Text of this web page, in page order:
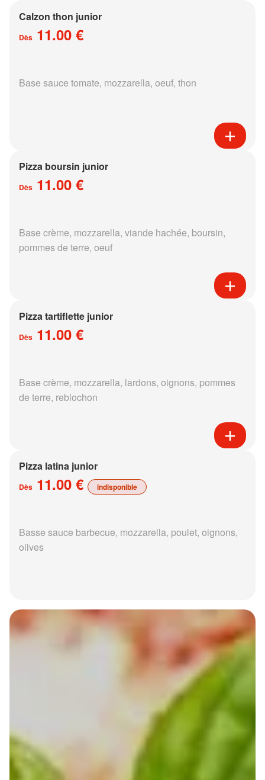
Calzon thon junior
Dès 11.00 €
Base sauce tomate, mozzarella, oeuf, thon
Pizza boursin junior
Dès 11.00 €
Base crème, mozzarella, viande hachée, boursin,
pommes de terre, oeuf
Pizza tartiflette junior
Dès 11.00 €
Base crème, mozzarella, lardons, oignons, pommes
de terre, reblochon
Pizza latina junior
Dès 11.00 € indisponible
Basse sauce barbecue, mozzarella, poulet, oignons,
olives